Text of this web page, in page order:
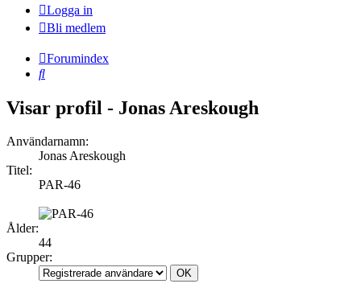
Logga in
Bli medlem
Forumindex
Sök
Visar profil - Jonas Areskough
Användarnamn:
Jonas Areskough
Titel:
PAR-46
Ålder:
44
Grupper: